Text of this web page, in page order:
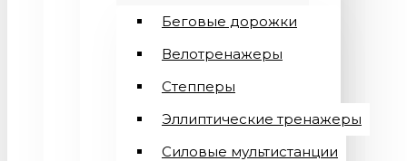
Беговые дорожки
Велотренажеры
Степперы
Эллиптические тренажеры
Силовые мультистанции